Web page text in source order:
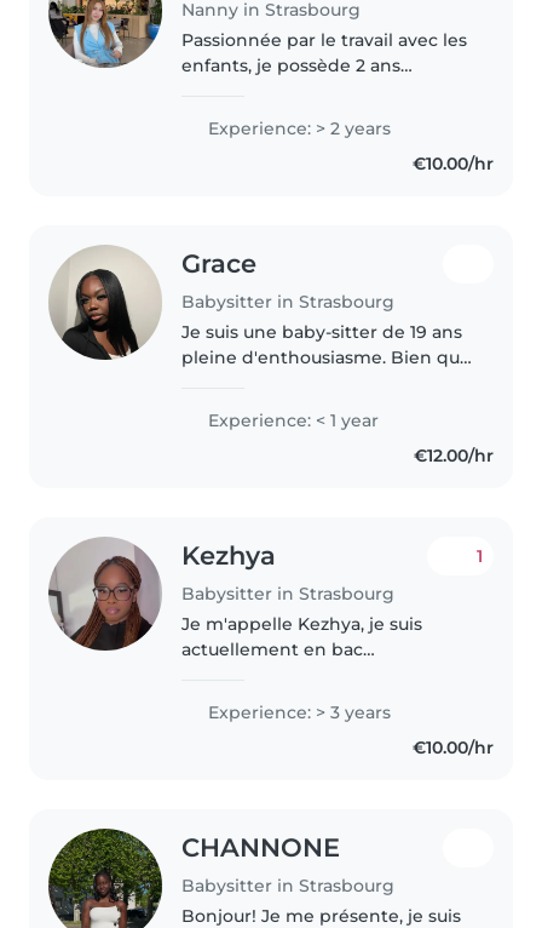
Nanny in Strasbourg
Passionnée par le travail avec les
enfants, je possède 2 ans
les enfants d'âge préscolaire, les
écoliers et les adolescents.
Experience: > 2 years
€10.00/hr
Grace
Babysitter in Strasbourg
Je suis une baby-sitter de 19 ans
pleine d'enthousiasme. Bien que
d'expérience, je suis
responsable, drôle et très à
l'écoute des enfants. Je parle
Experience: < 1 year
€12.00/hr
Kezhya
Babysitter in Strasbourg
1
Je m'appelle Kezhya, je suis
actuellement en bac
m'a permis d'apprendre à
encadrer des enfants, organiser
des activités et m'adapter à
Experience: > 3 years
€10.00/hr
CHANNONE
Babysitter in Strasbourg
Bonjour! Je me présente, je suis